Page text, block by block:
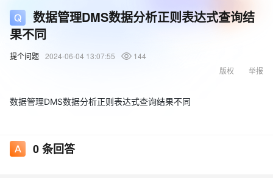
数据管理DMS数据分析正则表达式查询结
果不同
提个问题 2024-06-04 13:07:55
144
举报
版权
数据管理DMS数据分析正则表达式查询结果不同
0条回答